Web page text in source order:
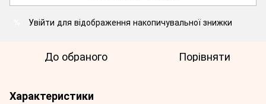
Увійти для відображення накопичувальної знижки
До обраного Порівняти
Характеристики